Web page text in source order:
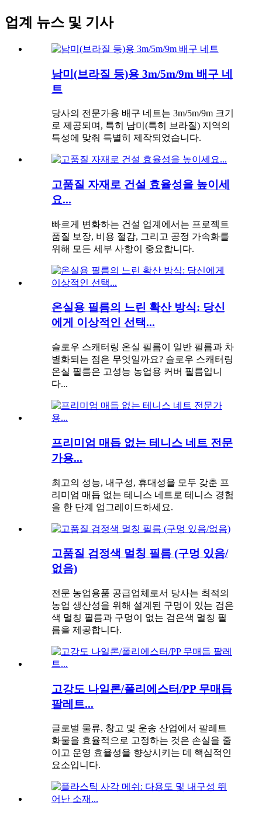
업계 뉴스 및 기사
남미(브라질 등)용 3m/5m/9m 배구 네
트
당사의 전문가용 배구 네트는 3m/5m/9m 크기
로 제공되며, 특히 남미(특히 브라질) 지역의
특성에 맞춰 특별히 제작되었습니다.
고품질 자재로 건설 효율성을 높이세
요...
빠르게 변화하는 건설 업계에서는 프로젝트
품질 보장, 비용 절감, 그리고 공정 가속화를
위해 모든 세부 사항이 중요합니다.
온실용 필름의 느린 확산 방식: 당신
에게 이상적인 선택...
슬로우 스캐터링 온실 필름이 일반 필름과 차
별화되는 점은 무엇일까요? 슬로우 스캐터링
온실 필름은 고성능 농업용 커버 필름입니
다...
프리미엄 매듭 없는 테니스 네트 전문
가용...
최고의 성능, 내구성, 휴대성을 모두 갖춘 프
리미엄 매듭 없는 테니스 네트로 테니스 경험
을 한 단계 업그레이드하세요.
고품질 검정색 멀칭 필름 (구멍 있음/
없음)
전문 농업용품 공급업체로서 당사는 최적의
농업 생산성을 위해 설계된 구멍이 있는 검은
색 멀칭 필름과 구멍이 없는 검은색 멀칭 필
름을 제공합니다.
고강도 나일론/폴리에스터/PP 무매듭
팔레트...
글로벌 물류, 창고 및 운송 산업에서 팔레트
화물을 효율적으로 고정하는 것은 손실을 줄
이고 운영 효율성을 향상시키는 데 핵심적인
요소입니다.